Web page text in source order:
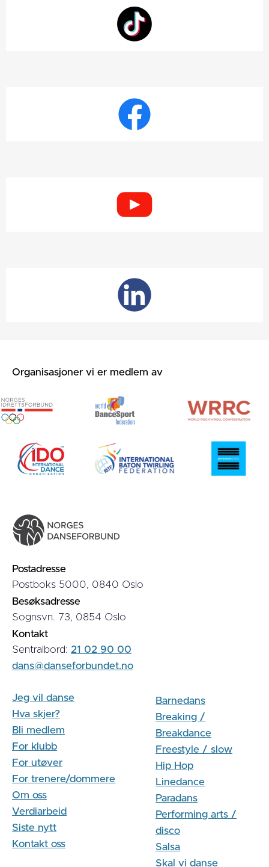
Organisasjoner vi er medlem av
Postadresse
Postboks 5000, 0840 Oslo
Besøksadresse
Sognsvn. 73, 0854 Oslo
Kontakt
Sentralbord: 21 02 90 00
dans@danseforbundet.no
Jeg vil danse
Hva skjer?
Bli medlem
For klubb
For utøver
For trenere/dommere
Om oss
Verdiarbeid
Siste nytt
Kontakt oss
Barnedans
Breaking /
Breakdance
Freestyle / slow
Hip Hop
Linedance
Paradans
Performing arts /
disco
Salsa
Skal vi danse